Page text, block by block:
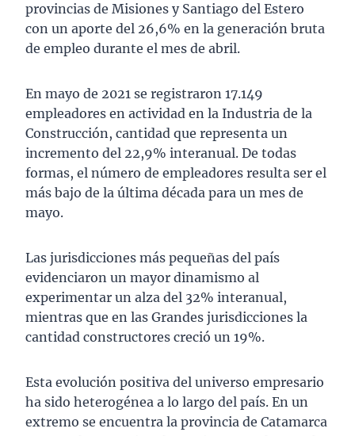
provincias de Misiones y Santiago del Estero
con un aporte del 26,6% en la generación bruta
de empleo durante el mes de abril.
En mayo de 2021 se registraron 17.149
empleadores en actividad en la Industria de la
Construcción, cantidad que representa un
incremento del 22,9% interanual. De todas
formas, el número de empleadores resulta ser el
más bajo de la última década para un mes de
mayo.
Las jurisdicciones más pequeñas del país
evidenciaron un mayor dinamismo al
experimentar un alza del 32% interanual,
mientras que en las Grandes jurisdicciones la
cantidad constructores creció un 19%.
Esta evolución positiva del universo empresario
ha sido heterogénea a lo largo del país. En un
extremo se encuentra la provincia de Catamarca